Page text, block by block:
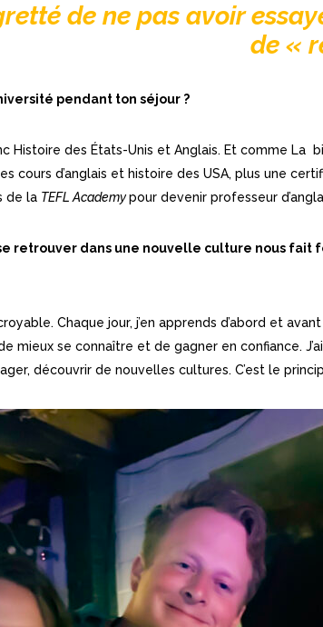
de ne pas avoir
de «
pendant ton séjour ?
Histoire des États-Unis et Anglais. Et comme
cours d’anglais et histoire des USA, plus une
de la TEFL Academypour devenir professeur
retrouver dans une nouvelle culture nous fait
Chaque jour, j’en apprends d’abord et
mieux se connaître et de gagner en confiance.
découvrir de nouvelles cultures. C’est le